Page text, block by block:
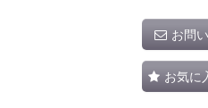
お問
お気に